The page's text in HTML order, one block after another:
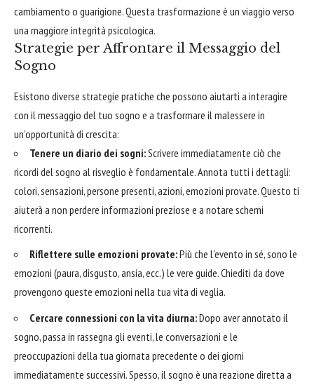
cambiamento o guarigione. Questa trasformazione è un viaggio verso
una maggiore integrità psicologica.
Strategie per Affrontare il Messaggio del
Sogno
Esistono diverse strategie pratiche che possono aiutarti a interagire
con il messaggio del tuo sogno e a trasformare il malessere in
un'opportunità di crescita:
Tenere un diario dei sogni:Scrivere immediatamente ciò che
ricordi del sogno al risveglio è fondamentale. Annota tutti i dettagli:
colori, sensazioni, persone presenti, azioni, emozioni provate. Questo ti
aiuterà a non perdere informazioni preziose e a notare schemi
ricorrenti.
Riflettere sulle emozioni provate:Più che l'evento in sé, sono le
emozioni (paura, disgusto, ansia, ecc.) le vere guide. Chiediti da dove
provengono queste emozioni nella tua vita di veglia.
Cercare connessioni con la vita diurna:Dopo aver annotato il
sogno, passa in rassegna gli eventi, le conversazioni e le
preoccupazioni della tua giornata precedente o dei giorni
immediatamente successivi. Spesso, il sogno è una reazione diretta a